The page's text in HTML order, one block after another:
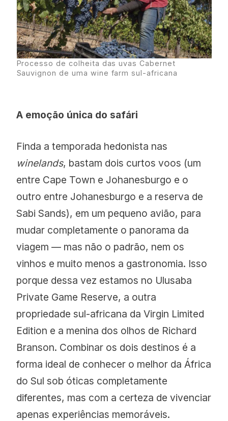
Processo de colheita das uvas Cabernet
Sauvignon de uma wine farm sul-africana
A emoção única do safári
Finda a temporada hedonista nas
winelands, bastam dois curtos voos (um
entre Cape Town e Johanesburgo e o
outro entre Johanesburgo e a reserva de
Sabi Sands), em um pequeno avião, para
mudar completamente o panorama da
viagem — mas não o padrão, nem os
vinhos e muito menos a gastronomia. Isso
porque dessa vez estamos no Ulusaba
Private Game Reserve, a outra
propriedade sul-africana da Virgin Limited
Edition e a menina dos olhos de Richard
Branson. Combinar os dois destinos é a
forma ideal de conhecer o melhor da África
do Sul sob óticas completamente
diferentes, mas com a certeza de vivenciar
apenas experiências memoráveis.